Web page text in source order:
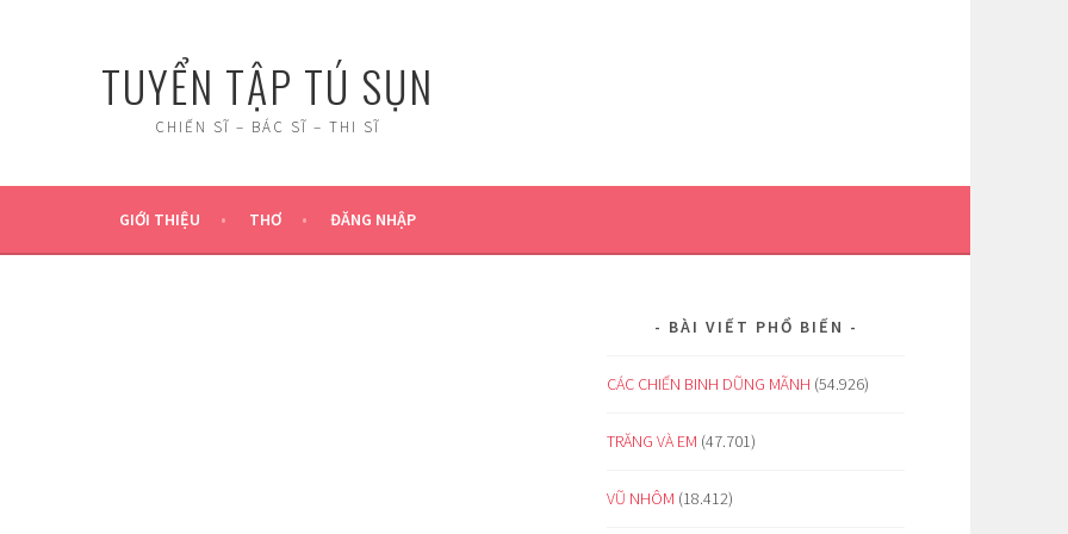
TUYỂN TẬP TÚ SỤN
CHIẾN SĨ – BÁC SĨ – THI SĨ
GIỚI THIỆU THƠ ĐĂNG NHẬP
BÀI VIẾT PHỔ BIẾN
CÁC CHIẾN BINH DŨNG MÃNH (54.926)
TRĂNG VÀ EM (47.701)
VŨ NHÔM (18.412)